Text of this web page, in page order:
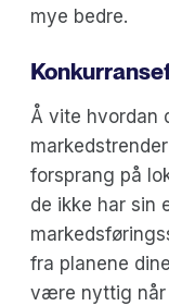
mye bedre.
Å vite hvordan
forsprang på
de ikke har sin
fra planene
være nyttig når